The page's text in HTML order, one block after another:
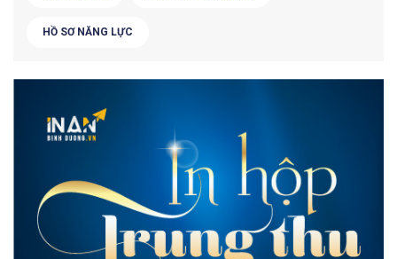
HỒ SƠ NĂNG LỰC